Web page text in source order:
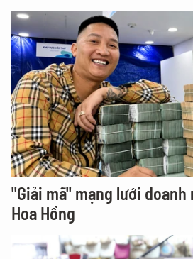
"Giải mã" mạng lưới doanh
Hoa Hồng